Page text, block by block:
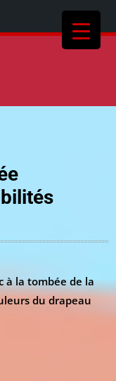
à la tombée de la
du drapeau